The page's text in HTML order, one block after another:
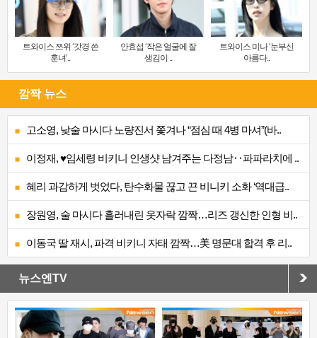
트와이스 쯔위 ‘갓경 쓴
훈녀’..
안효섭 ‘작은 얼굴에 잘
생김이 ..
트와이스 미나 ‘눈부신
아름다..
깜짝 뉴스
고소영, 낮술 마시다 노량진서 쫓겨나 “점심 때 4병 마셔”(바..
이정재, ♥임세령 비키니 인생샷 남겨주는 다정남‥파파라치에 ..
혜리 과감하게 벗었다, 탄수화물 끊고 끈 비니키 소화 ‘역대급..
장원영, 술 마시다 흘러내린 옷자락 깜짝…리즈 갱신한 인형 비..
이동국 딸 재시, 파격 비키니 자태 깜짝…美 명문대 합격 후 리..
뉴스엔TV